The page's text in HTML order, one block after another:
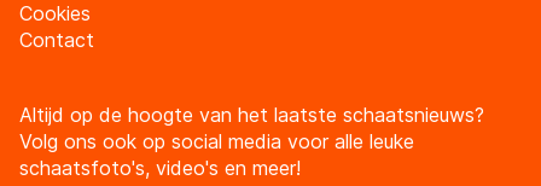
Cookies
Contact
Altijd op de hoogte van het laatste schaatsnieuws?
Volg ons ook op social media voor alle leuke
schaatsfoto's, video's en meer!